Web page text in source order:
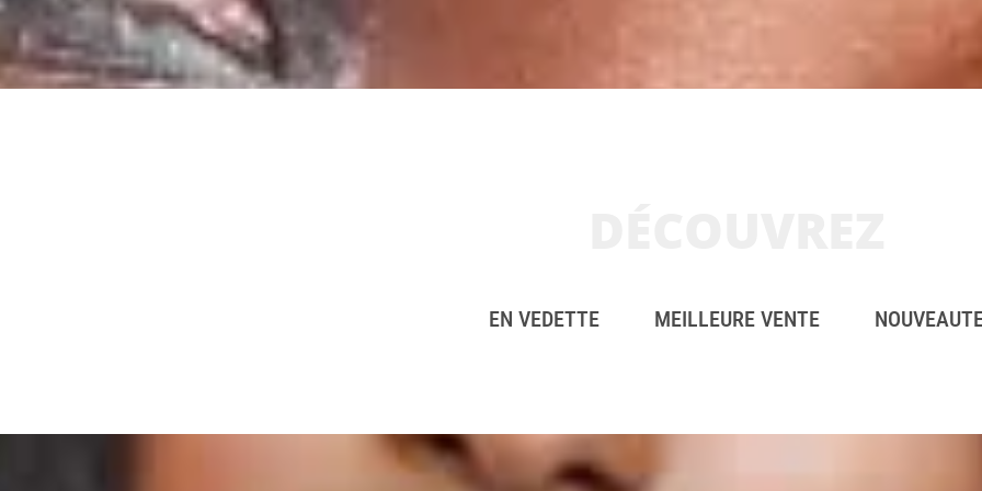
EN VEDETTE MEILLEURE VENTE